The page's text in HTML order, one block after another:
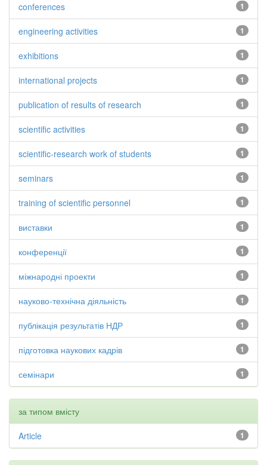
1
conferences
1
engineering activities
1
exhibitions
1
international projects
1
publication of results of research
1
scientific activities
1
scientific-research work of students
1
seminars
1
training of scientific personnel
1
виставки
1
конференції
1
міжнародні проекти
1
науково-технічна діяльність
1
публікація результатів НДР
1
підготовка наукових кадрів
1
семінари
за типом вмісту
1
Article